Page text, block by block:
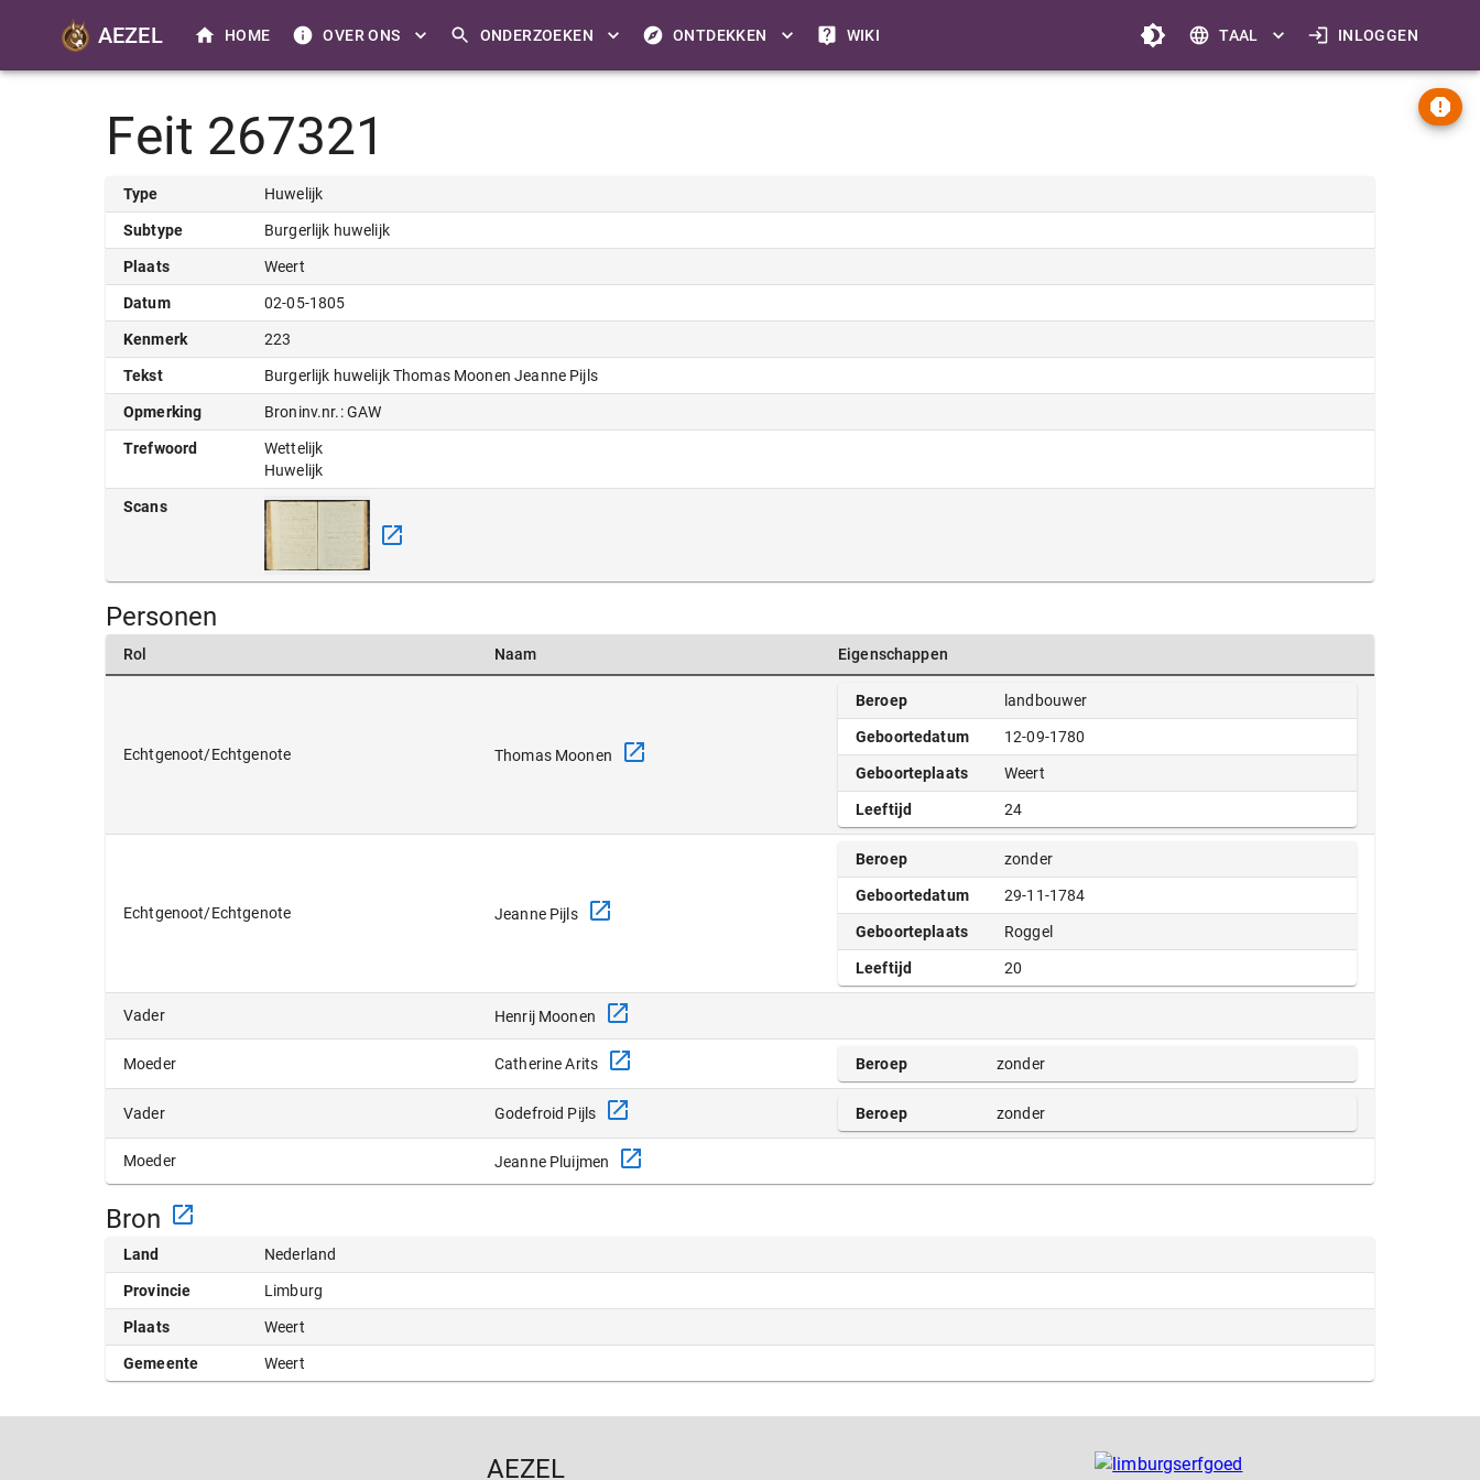
AEZEL HOME OVER ONS ONDERZOEKEN ONTDEKKEN WIKI TAAL INLOGGEN
Feit 267321
Type Huwelijk
Subtype Burgerlijk huwelijk
Plaats Weert
Datum 02-05-1805
Kenmerk 223
Tekst Burgerlijk huwelijk Thomas Moonen Jeanne Pijls
Opmerking Broninv.nr.: GAW
Trefwoord
Wettelijk
Huwelijk
Scans
Personen
Rol Naam Eigenschappen
Echtgenoot/Echtgenote Thomas Moonen
Beroep landbouwer
Geboortedatum 12-09-1780
Geboorteplaats Weert
Leeftijd 24
Echtgenoot/Echtgenote Jeanne Pijls
Beroep zonder
Geboortedatum 29-11-1784
Geboorteplaats Roggel
Leeftijd 20
Vader Henrij Moonen
Moeder Catherine Arits Beroep zonder
Vader Godefroid Pijls Beroep zonder
Moeder Jeanne Pluijmen
Bron
Land Nederland
Provincie Limburg
Plaats Weert
Gemeente Weert
AEZEL